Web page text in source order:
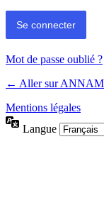
Mot de passe oublié ?
← Aller sur ANNAM
Mentions légales
Langue